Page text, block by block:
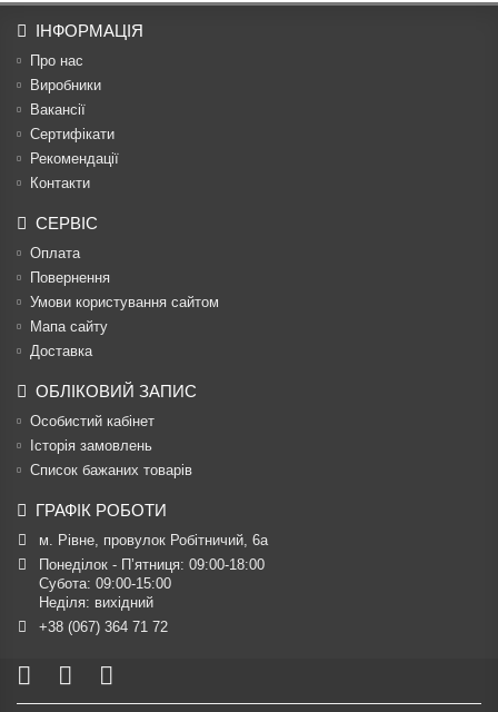
ІНФОРМАЦІЯ
Про нас
Виробники
Вакансії
Сертифікати
Рекомендації
Контакти
СЕРВІС
Оплата
Повернення
Умови користування сайтом
Мапа сайту
Доставка
ОБЛІКОВИЙ ЗАПИС
Особистий кабінет
Історія замовлень
Список бажаних товарів
ГРАФІК РОБОТИ
м. Рівне, провулок Робітничий, 6а
Понеділок - П’ятниця: 09:00-18:00
Субота: 09:00-15:00
Неділя: вихідний
+38 (067) 364 71 72